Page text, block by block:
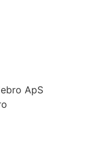
ApS